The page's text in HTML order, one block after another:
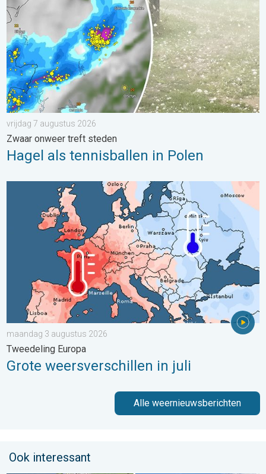
vrijdag 7 augustus 2026
Zwaar onweer treft steden
Hagel als tennisballen in Polen
Grote weersverschillen in juli. Tweedeling Europa. . .
maandag 3 augustus 2026
Tweedeling Europa
Grote weersverschillen in juli
Alle weernieuwsberichten
Ook interessant